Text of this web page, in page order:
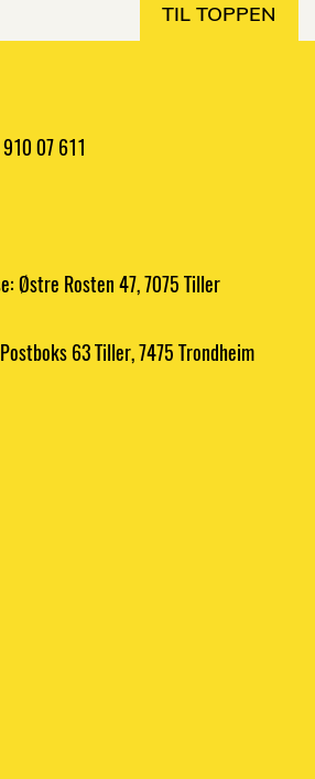
TIL TOPPEN
07 611
Østre Rosten 47, 7075 Tiller
63 Tiller, 7475 Trondheim